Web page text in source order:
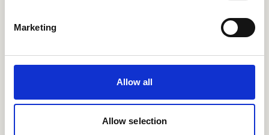
Marketing
Allow all
Allow selection